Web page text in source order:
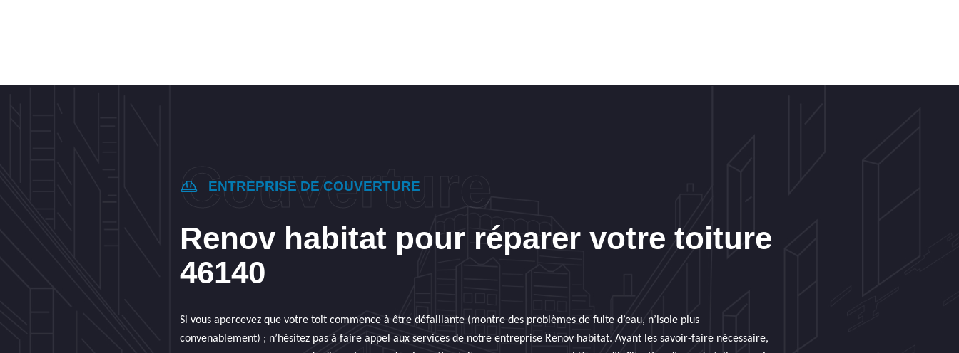
ENTREPRISE DE COUVERTURE
Renov habitat pour réparer votre toiture
46140
Si vous apercevez que votre toit commence à être défaillante (montre des problèmes de fuite d’eau, n’isole plus
convenablement) ; n’hésitez pas à faire appel aux services de notre entreprise Renov habitat. Ayant les savoir-faire nécessaire,